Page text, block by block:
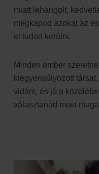
miatt lehangolt,
megkapod azokat az
el tudod kerülni.
Minden ember
kiegyensúlyozott
vidám, és jó a
választanád most